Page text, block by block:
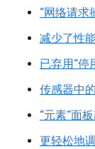
“网络请求
减少了性
已弃用“停
传感器中
“元素”面
更轻松地